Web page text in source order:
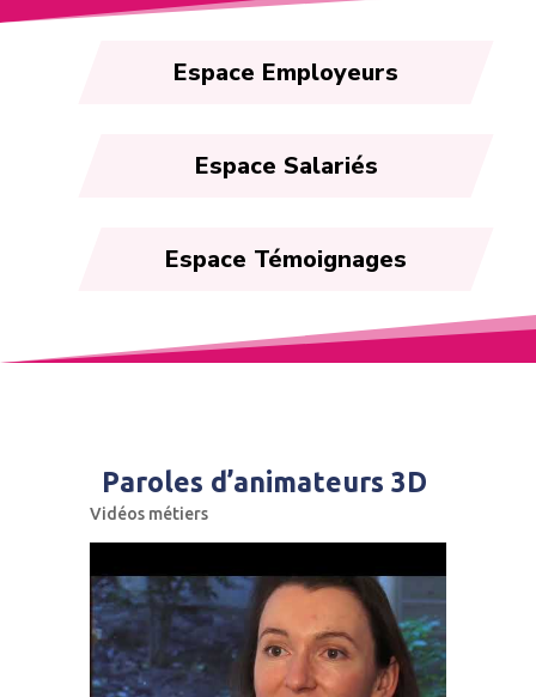
Espace Employeurs
Espace Salariés
Espace Témoignages
Paroles d’animateurs 3D
Vidéos métiers